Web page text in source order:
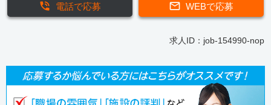
WEBで応募
電話で応募
求人ID：job-154990-nop